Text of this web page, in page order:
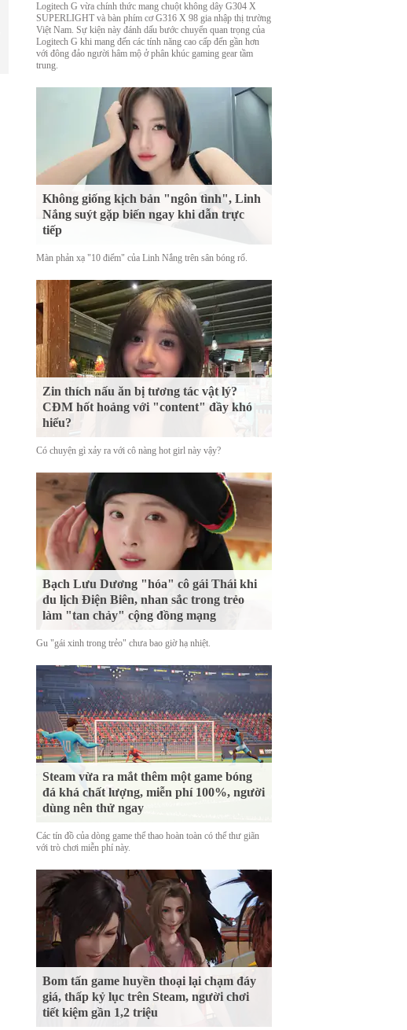
Logitech G vừa chính thức mang chuột không dây G304 X
SUPERLIGHT và bàn phím cơ G316 X 98 gia nhập thị trường
Việt Nam. Sự kiện này đánh dấu bước chuyển quan trọng của
Logitech G khi mang đến các tính năng cao cấp đến gần hơn
với đông đảo người hâm mộ ở phân khúc gaming gear tầm
trung.
Không giống kịch bản "ngôn tình", Linh
Nắng suýt gặp biến ngay khi dẫn trực
tiếp
Màn phản xạ "10 điểm" của Linh Nắng trên sân bóng rổ.
Zin thích nấu ăn bị tương tác vật lý?
CĐM hốt hoảng với "content" đầy khó
hiểu?
Có chuyện gì xảy ra với cô nàng hot girl này vậy?
Bạch Lưu Dương "hóa" cô gái Thái khi
du lịch Điện Biên, nhan sắc trong trẻo
làm "tan chảy" cộng đồng mạng
Gu "gái xinh trong trẻo" chưa bao giờ hạ nhiệt.
Steam vừa ra mắt thêm một game bóng
đá khá chất lượng, miễn phí 100%, người
dùng nên thử ngay
Các tín đồ của dòng game thể thao hoàn toàn có thể thư giãn
với trò chơi miễn phí này.
Bom tấn game huyền thoại lại chạm đáy
giá, thấp kỷ lục trên Steam, người chơi
tiết kiệm gần 1,2 triệu